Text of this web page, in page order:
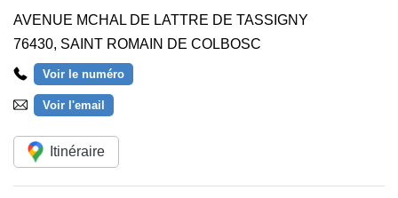
AVENUE MCHAL DE LATTRE DE TASSIGNY
76430, SAINT ROMAIN DE COLBOSC
Voir le numéro
Voir l'email
Itinéraire